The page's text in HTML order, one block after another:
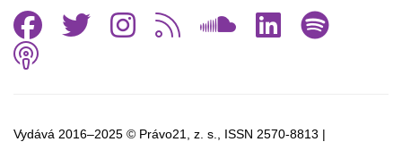
Vydává 2016–2025 © Právo21, z. s., ISSN 2570-8813 |
Facebook
Twitter
Instagram
RSS
Podcast